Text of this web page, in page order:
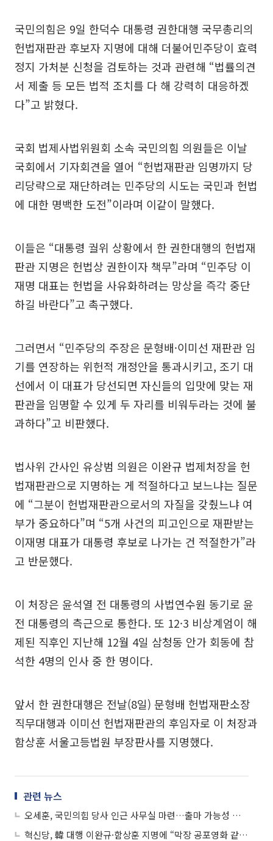
국민의힘은 9일 한덕수 대통령 권한대행 국무총리의
헌법재판관 후보자 지명에 대해 더불어민주당이 효력
정지 가처분 신청을 검토하는 것과 관련해 “법률의견
서 제출 등 모든 법적 조치를 다 해 강력히 대응하겠
다”고 밝혔다.
국회 법제사법위원회 소속 국민의힘 의원들은 이날
국회에서 기자회견을 열어 “헌법재판관 임명까지 당
리당략으로 재단하려는 민주당의 시도는 국민과 헌법
에 대한 명백한 도전”이라며 이같이 말했다.
이들은 “대통령 궐위 상황에서 한 권한대행의 헌법재
판관 지명은 헌법상 권한이자 책무”라며 “민주당 이
재명 대표는 헌법을 사유화하려는 망상을 즉각 중단
하길 바란다”고 촉구했다.
그러면서 “민주당의 주장은 문형배·이미선 재판관 임
기를 연장하는 위헌적 개정안을 통과시키고, 조기 대
선에서 이 대표가 당선되면 자신들의 입맛에 맞는 재
판관을 임명할 수 있게 두 자리를 비워두라는 것에 불
과하다”고 비판했다.
법사위 간사인 유상범 의원은 이완규 법제처장을 헌
법재판관으로 지명하는 게 적절하다고 보느냐는 질문
에 “그분이 헌법재판관으로서의 자질을 갖췄느냐 여
부가 중요하다”며 “5개 사건의 피고인으로 재판받는
이재명 대표가 대통령 후보로 나가는 건 적절한가”라
고 반문했다.
이 처장은 윤석열 전 대통령의 사법연수원 동기로 윤
전 대통령의 측근으로 통한다. 또 12·3 비상계엄이 해
제된 직후인 지난해 12월 4일 삼청동 안가 회동에 참
석한 4명의 인사 중 한 명이다.
앞서 한 권한대행은 전날(8일) 문형배 헌법재판소장
직무대행과 이미선 헌법재판관의 후임자로 이 처장과
함상훈 서울고등법원 부장판사를 지명했다.
관련 뉴스
오세훈, 국민의힘 당사 인근 사무실 마련…출마 가능성 높아져
혁신당, 韓 대행 이완규·함상훈 지명에 “막장 공포영화 같아” 맹비난